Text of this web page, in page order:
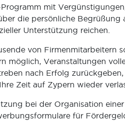
mit
die persönliche Begrüßung
Unterstützung reichen.
von Firmenmitarbeitern
möglich, Veranstaltungen
nach Erfolg zurückgeben,
Zeit auf Zypern wieder
bei der Organisation einer
für